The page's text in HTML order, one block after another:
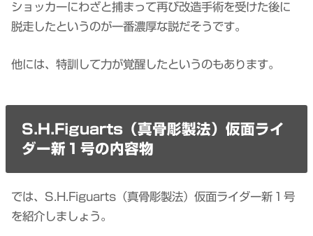
ショッカーにわざと捕まって再び改造手術を受けた後に
脱走したというのが一番濃厚な説だそうです。
他には、特訓して力が覚醒したというのもあります。
S.H.Figuarts（真骨彫製法）仮面ライ
ダー新１号の内容物
では、S.H.Figuarts（真骨彫製法）仮面ライダー新１号
を紹介しましょう。